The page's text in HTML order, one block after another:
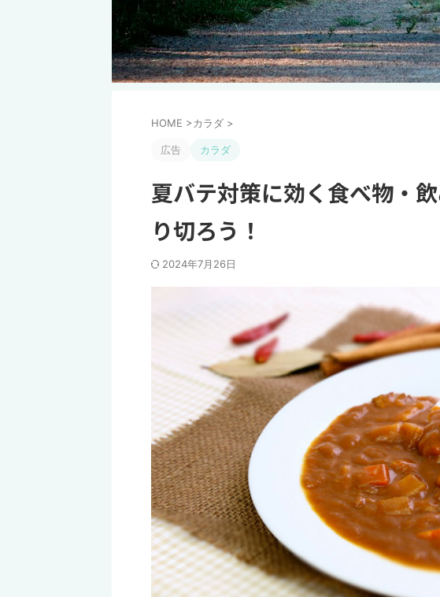
HOME >カラダ >
広告 カラダ
夏バテ対策に効く食べ物・
り切ろう！
2024年7月26日